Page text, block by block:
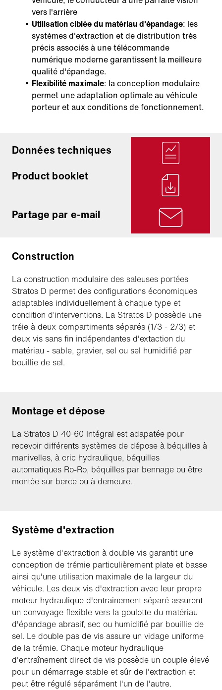
vers l'arrière
Utilisation ciblée du matériau d'épandage: les
systèmes d'extraction et de distribution très
précis associés à une télécommande
numérique moderne garantissent la meilleure
qualité d'épandage.
Flexibilité maximale: la conception modulaire
permet une adaptation optimale au véhicule
porteur et aux conditions de fonctionnement.
Données techniques
Product booklet
Partage par e-mail
Construction
La construction modulaire des saleuses portées
Stratos D permet des configurations économiques
adaptables individuellement à chaque type et
condition d’interventions. La Stratos D possède une
tréie à deux compartiments séparés (1/3 - 2/3) et
deux vis sans fin indépendantes d'extaction du
matériau - sable, gravier, sel ou sel humidifié par
bouillie de sel.
Montage et dépose
La Stratos D 40-60 Intégral est adapatée pour
recevoir différents systèmes de dépose à béquilles à
manivelles, à cric hydraulique, béquilles
automatiques Ro-Ro, béquilles par bennage ou être
montée sur berce ou à demeure.
Système d'extraction
Le système d'extraction à double vis garantit une
conception de trémie particulièrement plate et basse
ainsi qu'une utilisation maximale de la largeur du
véhicule. Les deux vis d'extraction avec leur propre
moteur hydraulique d'entrainement séparé assurent
un convoyage flexible vers la goulotte du matériau
d'épandage abrasif, sec ou humidifié par bouillie de
sel. Le double pas de vis assure un vidage uniforme
de la trémie. Chaque moteur hydraulique
d'entraînement direct de vis possède un couple élevé
pour un démarrage stable et sûr de l'extraction et
peut être régulé séparément l'un de l'autre.